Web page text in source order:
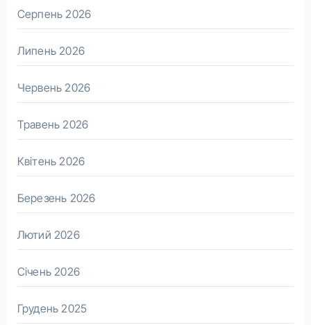
Серпень 2026
Липень 2026
Червень 2026
Травень 2026
Квітень 2026
Березень 2026
Лютий 2026
Січень 2026
Грудень 2025